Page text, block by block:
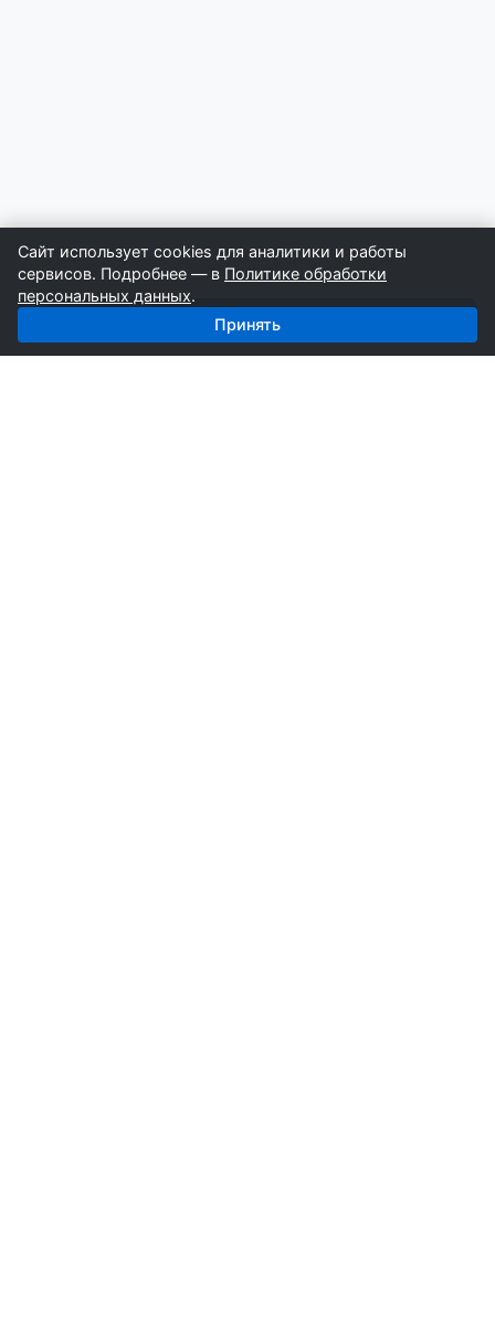
Получить базу: Черный металл — 10 216 поставщиков
Сайт использует cookies для аналитики и работы
сервисов. Подробнее — в Политике обработки
персональных данных.
Принять